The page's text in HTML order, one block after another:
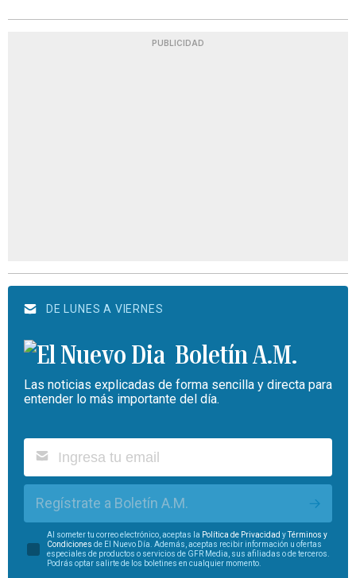
PUBLICIDAD
DE LUNES A VIERNES
Boletín A.M.
Las noticias explicadas de forma sencilla y directa para
entender lo más importante del día.
Regístrate a Boletín A.M.
Al someter tu correo electrónico, aceptas la Política de Privacidad yTérminos y
Condiciones de El Nuevo Día. Además, aceptas recibir información u ofertas
especiales de productos o servicios de GFR Media, sus afiliadas o de terceros.
Podrás optar salirte de los boletines en cualquier momento.